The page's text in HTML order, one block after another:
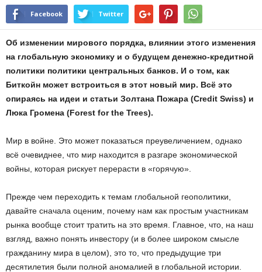
Facebook Twitter
Об изменении мирового порядка, влиянии этого изменения
на глобальную экономику и о будущем денежно-кредитной
политики политики центральных банков. И о том, как
Биткойн может встроиться в этот новый мир. Всё это
опираясь на идеи и статьи Золтана Пожара (Credit Swiss) и
Люка Громена (Forest for the Trees).
Мир в войне. Это может показаться преувеличением, однако
всё очевиднее, что мир находится в разгаре экономической
войны, которая рискует перерасти в «горячую».
Прежде чем переходить к темам глобальной геополитики,
давайте сначала оценим, почему нам как простым участникам
рынка вообще стоит тратить на это время. Главное, что, на наш
взгляд, важно понять инвестору (и в более широком смысле
гражданину мира в целом), это то, что предыдущие три
десятилетия были полной аномалией в глобальной истории.